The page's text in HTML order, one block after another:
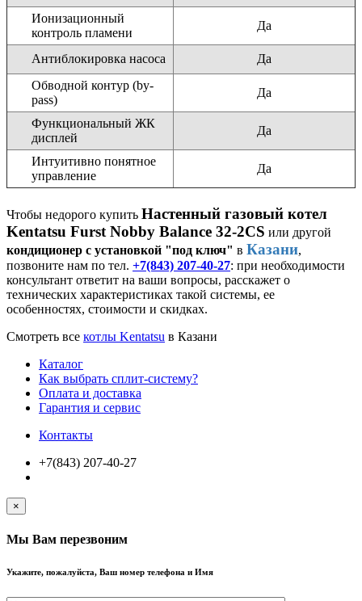
Ионизационный
контроль пламени
Да
Антиблокировка насоса
Да
Обводной контур (by-
pass)
Да
Функциональный ЖК
дисплей
Да
Интуитивно понятное
управление
Да
Чтобы недорого купить Настенный газовый котел
Kentatsu Furst Nobby Balance 32-2CS или другой
кондиционер с установкой "под ключ" в Казани,
позвоните нам по тел. +7(843) 207-40-27: при необходимости
консультант ответит на ваши вопросы, расскажет о
технических характеристиках такой системы, ее
особенностях, стоимости и скидках.
Смотреть все котлы Kentatsu в Казани
Каталог
Как выбрать сплит-систему?
Оплата и доставка
Гарантия и сервис
Контакты
+7(843) 207-40-27
×
Мы Вам перезвоним
Укажите, пожалуйста, Ваш номер телефона и Имя